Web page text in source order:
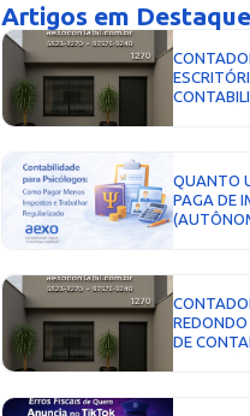
Artigos em Destaque
QUANTO
PAGA DE
DE